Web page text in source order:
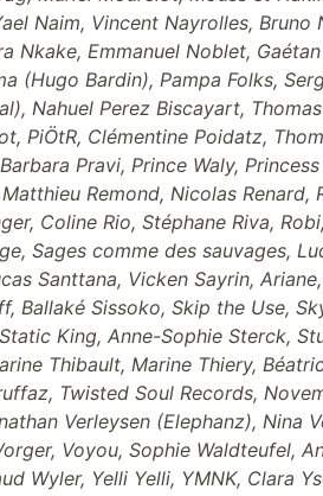
Naim, Vincent Nayrolles,
Nkake, Emmanuel Noblet,
(Hugo Bardin), Pampa Folks,
Nahuel Perez Biscayart,
PiÖtR, Clémentine Poidatz,
Pravi, Prince Waly,
Remond, Nicolas
Coline Rio, Stéphane Riva,
Sages comme des sauvages,
Santtana, Vicken Sayrin,
Ballaké Sissoko, Skip the Use,
King, Anne-Sophie Sterck,
Thibault, Marine Thiery,
Twisted Soul Records,
Verleysen (Elephanz),
Voyou, Sophie Waldteufel,
Wyler, Yelli Yelli, YMNK, Clara